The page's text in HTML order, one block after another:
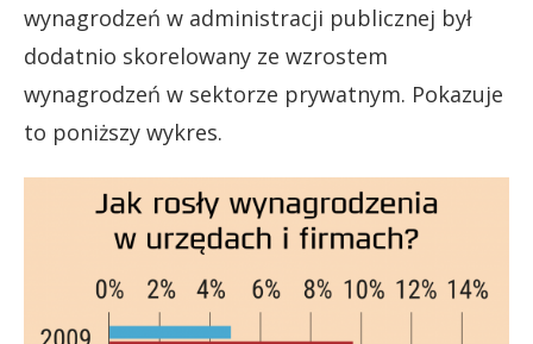
wynagrodzeń w administracji publicznej był
dodatnio skorelowany ze wzrostem
wynagrodzeń w sektorze prywatnym. Pokazuje
to poniższy wykres.